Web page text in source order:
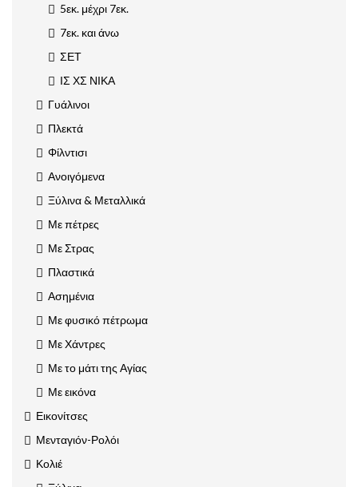
5εκ. μέχρι 7εκ.
7εκ. και άνω
ΣΕΤ
ΙΣ ΧΣ ΝΙΚΑ
Γυάλινοι
Πλεκτά
Φίλντισι
Ανοιγόμενα
Ξύλινα & Μεταλλικά
Με πέτρες
Με Στρας
Πλαστικά
Ασημένια
Με φυσικό πέτρωμα
Με Χάντρες
Με το μάτι της Αγίας
Με εικόνα
Εικονίτσες
Μενταγιόν-Ρολόι
Κολιέ